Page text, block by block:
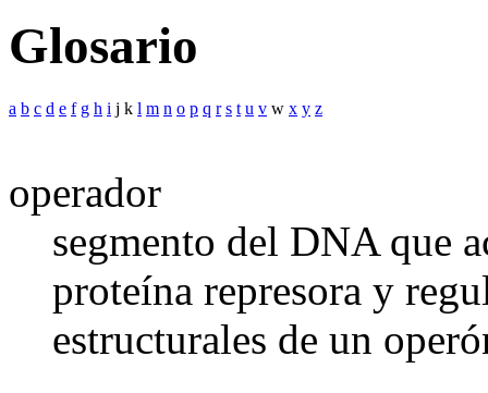
Glosario
a b c d e f g h i j k l m n o p q r s t u v w x y z
operador
segmento del DNA que
proteína represora y
estructurales de un